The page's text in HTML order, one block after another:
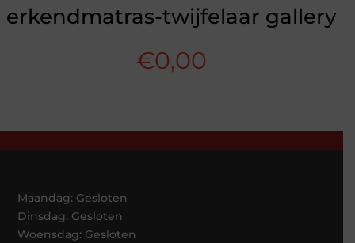
erkendmatras-twijfelaar gallery
€0,00
Maandag: Gesloten
Dinsdag: Gesloten
Woensdag: Gesloten